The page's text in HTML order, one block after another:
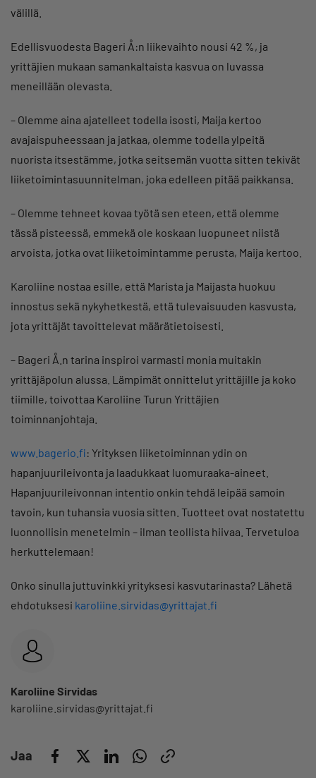
välillä.
Edellisvuodesta Bageri Å:n liikevaihto nousi 42 %, ja
yrittäjien mukaan samankaltaista kasvua on luvassa
meneillään olevasta.
– Olemme aina ajatelleet todella isosti, Maija kertoo
avajaispuheessaan ja jatkaa, olemme todella ylpeitä
nuorista itsestämme, jotka seitsemän vuotta sitten tekivät
liiketoimintasuunnitelman, joka edelleen pitää paikkansa.
– Olemme tehneet kovaa työtä sen eteen, että olemme
tässä pisteessä, emmekä ole koskaan luopuneet niistä
arvoista, jotka ovat liiketoimintamme perusta, Maija kertoo.
Karoliine nostaa esille, että Marista ja Maijasta huokuu
innostus sekä nykyhetkestä, että tulevaisuuden kasvusta,
jota yrittäjät tavoittelevat määrätietoisesti.
– Bageri Å.n tarina inspiroi varmasti monia muitakin
yrittäjäpolun alussa. Lämpimät onnittelut yrittäjille ja koko
tiimille, toivottaa Karoliine Turun Yrittäjien
toiminnanjohtaja.
www.bagerio.fi: Yrityksen liiketoiminnan ydin on
hapanjuurileivonta ja laadukkaat luomuraaka-aineet.
Hapanjuurileivonnan intentio onkin tehdä leipää samoin
tavoin, kun tuhansia vuosia sitten. Tuotteet ovat nostatettu
luonnollisin menetelmin – ilman teollista hiivaa. Tervetuloa
herkuttelemaan!
Onko sinulla juttuvinkki yrityksesi kasvutarinasta? Lähetä
ehdotuksesi karoliine.sirvidas@yrittajat.fi
Karoliine Sirvidas
karoliine.sirvidas@yrittajat.fi
Jaa